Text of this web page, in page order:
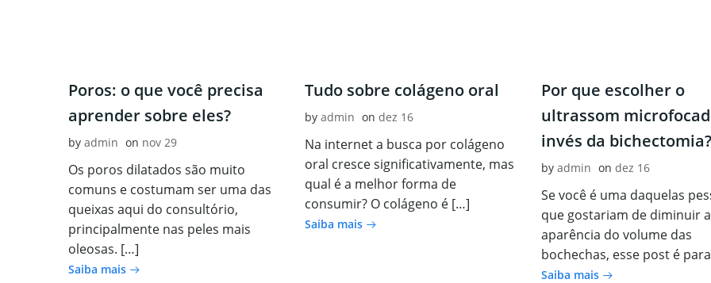
Poros: o que você precisa
aprender sobre eles?
by admin on nov 29
Os poros dilatados são muito
comuns e costumam ser uma das
queixas aqui do consultório,
principalmente nas peles mais
oleosas. […]
Saiba mais
Tudo sobre colágeno oral
by admin on dez 16
Na internet a busca por colágeno
oral cresce significativamente, mas
qual é a melhor forma de
consumir? O colágeno é […]
Saiba mais
Por que escolher o
ultrassom
invés da bichectomia?
by admin on dez 16
Se você é uma daquelas
que gostariam de diminuir a
aparência do volume das
bochechas, esse post é
Saiba mais